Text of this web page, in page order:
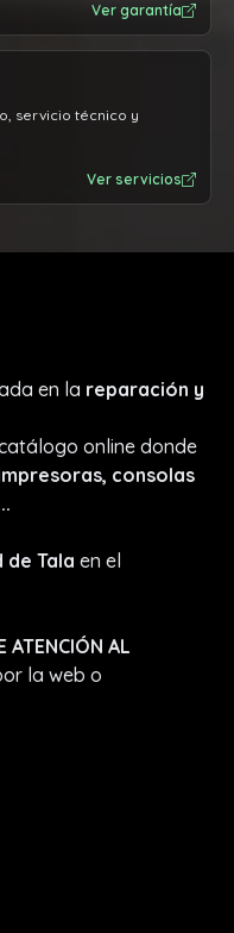
Ver garantía
servicio técnico y
Ver servicios
en la reparación y
online donde
consolas
de Tala en el
ATENCIÓN AL
la web o